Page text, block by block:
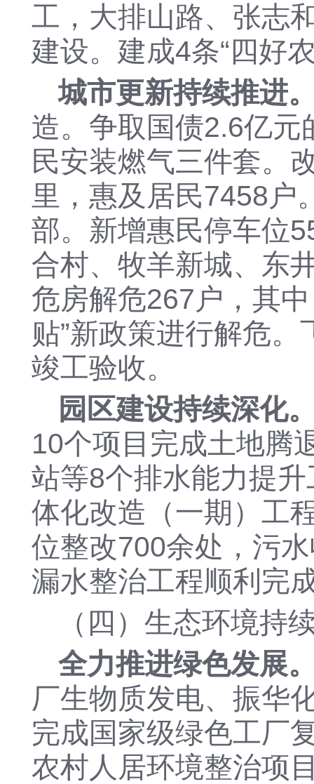
工，大排山路、张志
建设。 建成4条“四好
城市更新持续推进
造。争取 国债2.6亿元
民安装燃气三件套。
里， 惠及居民7458户
部。 新增惠民停车位
合村、牧羊新城、东
危房解危267户，其
贴”新政策进行解危。
竣工验收。
园区建设持续深化
10个项目完成土地腾
站等8个排水能力提
体化改造（一期）工
位整改700余处，污
漏水整治工程顺利完
（四）生态环境持
全力推进绿色发展
厂生物质发电、振华
完成国家级绿色工厂
农村人居环境整治项